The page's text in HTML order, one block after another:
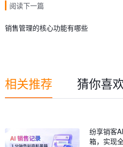
阅读下一篇
销售管理的核心功能有哪些
相关推荐 猜你喜
纷享销客
箱，实现